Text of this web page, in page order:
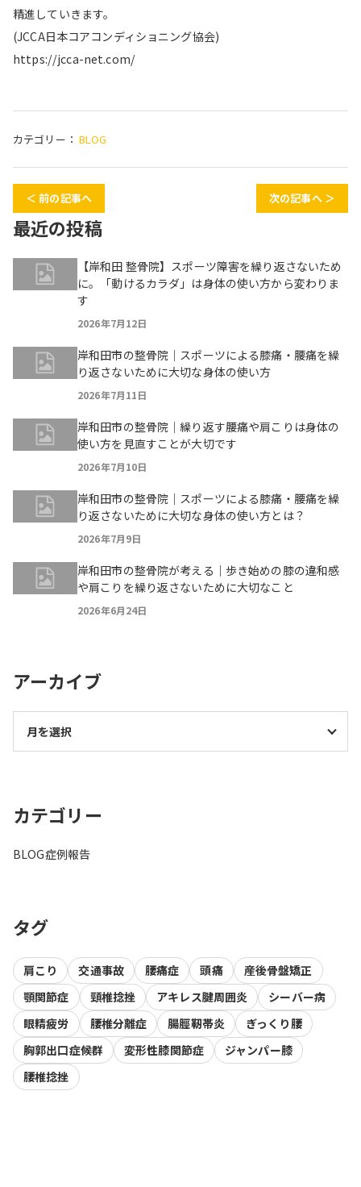
精進していきます。
(JCCA日本コアコンディショニング協会)
https://jcca-net.com/
カテゴリー： BLOG
＜ 前の記事へ 次の記事へ ＞
最近の投稿
【岸和田 整骨院】スポーツ障害を繰り返さないため
に。「動けるカラダ」は身体の使い方から変わりま
す
2026年7月12日
岸和田市の整骨院｜スポーツによる膝痛・腰痛を繰
り返さないために大切な身体の使い方
2026年7月11日
岸和田市の整骨院｜繰り返す腰痛や肩こりは身体の
使い方を見直すことが大切です
2026年7月10日
岸和田市の整骨院｜スポーツによる膝痛・腰痛を繰
り返さないために大切な身体の使い方とは？
2026年7月9日
岸和田市の整骨院が考える｜歩き始めの膝の違和感
や肩こりを繰り返さないために大切なこと
2026年6月24日
アーカイブ
カテゴリー
BLOG症例報告
タグ
肩こり 交通事故 腰痛症 頭痛
産後骨盤矯正
顎関節症
頸椎捻挫 アキレス腱周囲炎
シーバー病
眼精疲労
腰椎分離症 腸脛靭帯炎
ぎっくり腰
胸郭出口症候群
変形性膝関節症
ジャンパー膝
腰椎捻挫